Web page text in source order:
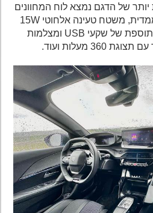
של הדגם נמצא לוח המחוונים
הדיגיטלי עם תצוגה תלת-ממדית, משטח טעינה אלחוטי 15W
(במקום 5W בדגם היוצא), תוספת של שקעי USB ומצלמות
מעלות ועוד.